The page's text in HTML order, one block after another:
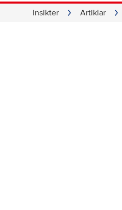
Insikter Artiklar
Alla